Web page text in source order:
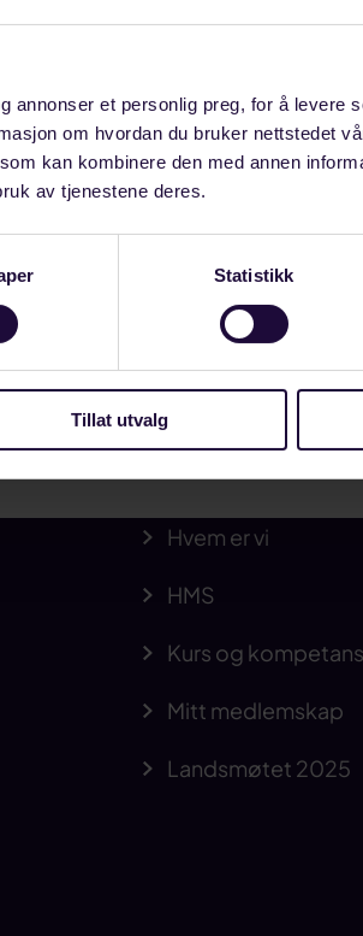
annonser et personlig preg, for å levere
om hvordan du bruker nettstedet
kan kombinere den med annen
av tjenestene deres.
Statistikk
Tillat utvalg
Hvem er vi
HMS
Kurs og
Mitt medlemskap
Landsmøtet 2025